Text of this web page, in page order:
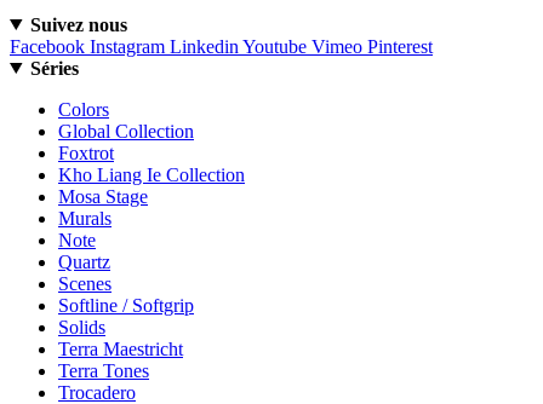
Suivez nous
Facebook Instagram Linkedin Youtube Vimeo Pinterest
Séries
Colors
Global Collection
Foxtrot
Kho Liang Ie Collection
Mosa Stage
Murals
Note
Quartz
Scenes
Softline / Softgrip
Solids
Terra Maestricht
Terra Tones
Trocadero